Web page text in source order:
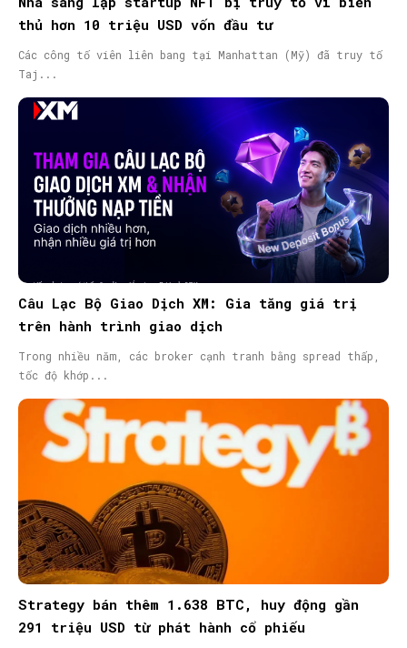
thủ hơn 10 triệu USD vốn đầu tư
Các công tố viên liên bang tại Manhattan (Mỹ) đã truy tố
Taj...
Câu Lạc Bộ Giao Dịch XM: Gia tăng giá trị
trên hành trình giao dịch
Trong nhiều năm, các broker cạnh tranh bằng spread thấp,
tốc độ khớp...
Strategy bán thêm 1.638 BTC, huy động gần
291 triệu USD từ phát hành cổ phiếu